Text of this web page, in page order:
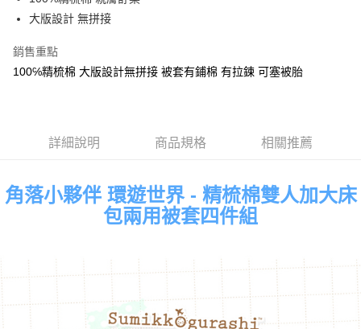
悠遊付
Google Pay
ATM付款
全家★依產品說明
7-11★依產品說明
每筆NT$60，滿NT$699(含以上)免運費
每筆NT$80，滿NT$699(含以上)免運費
大版設計 無拼接
銷售重點
100℅精梳棉 大版設計無拼接 被套有鋪棉 有拉鍊 可塞被胎
詳細說明 商品規格 相關推薦
角落小夥伴 環遊世界 - 精梳棉雙人加大床
包兩用被套四件組